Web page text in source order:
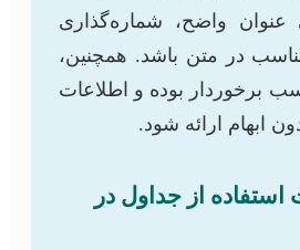
عنوان واضح، شماره‌گذاری
در متن باشد. همچنین،
برخوردار بوده و اطلاعات
ابهام ارائه شود.
استفاده از جداول در